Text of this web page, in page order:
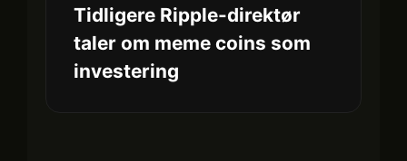
Tidligere Ripple-direktør
taler om meme coins som
investering